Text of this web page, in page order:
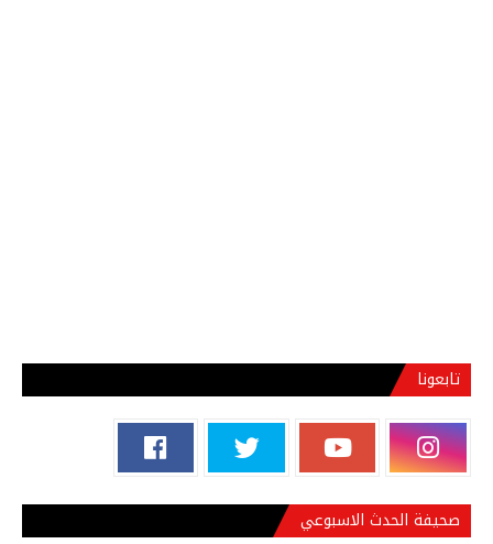
تابعونا
صحيفة الحدث الاسبوعي